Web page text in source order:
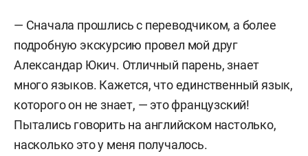
— Сначала прошлись с переводчиком, а более
подробную экскурсию провел мой друг
Александар Юкич. Отличный парень, знает
много языков. Кажется, что единственный язык,
которого он не знает, — это французский!
Пытались говорить на английском настолько,
насколько это у меня получалось.